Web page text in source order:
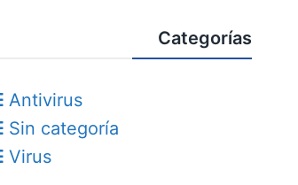
Categorías
Antivirus
Sin categoría
Virus